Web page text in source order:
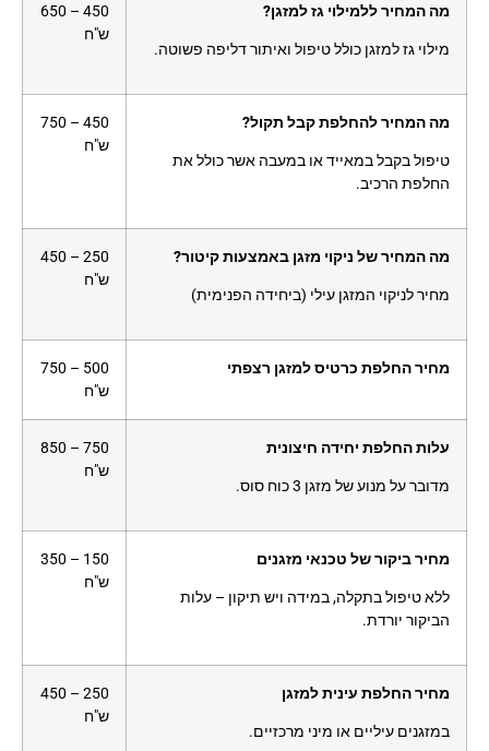
מה המחיר ללמילוי גז למזגן?
מילוי גז למזגן כולל טיפול ואיתור דליפה פשוטה.
450 – 650
ש"ח
מה המחיר להחלפת קבל תקול?
טיפול בקבל במאייד או במעבה אשר כולל את
החלפת הרכיב.
450 – 750
ש"ח
מה המחיר של ניקוי מזגן באמצעות קיטור?
מחיר לניקוי המזגן עילי (ביחידה הפנימית)
250 – 450
ש"ח
מחיר החלפת כרטיס למזגן רצפתי
500 – 750
ש"ח
עלות החלפת יחידה חיצונית
מדובר על מנוע של מזגן 3 כוח סוס.
750 – 850
ש"ח
מחיר ביקור של טכנאי מזגנים
ללא טיפול בתקלה, במידה ויש תיקון – עלות
הביקור יורדת.
150 – 350
ש"ח
מחיר החלפת עינית למזגן
במזגנים עיליים או מיני מרכזיים.
250 – 450
ש"ח